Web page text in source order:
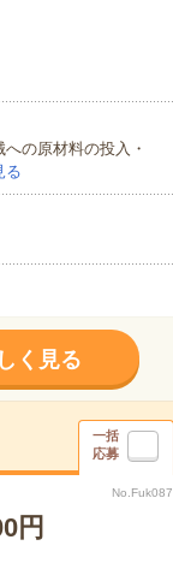
の原材料の投入・
る
く見る
一括
応募
No.Fuk087
円